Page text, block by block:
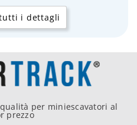
i dettagli
per miniescavatori al
prezzo